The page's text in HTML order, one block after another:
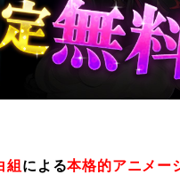
組 による本格的アニメー